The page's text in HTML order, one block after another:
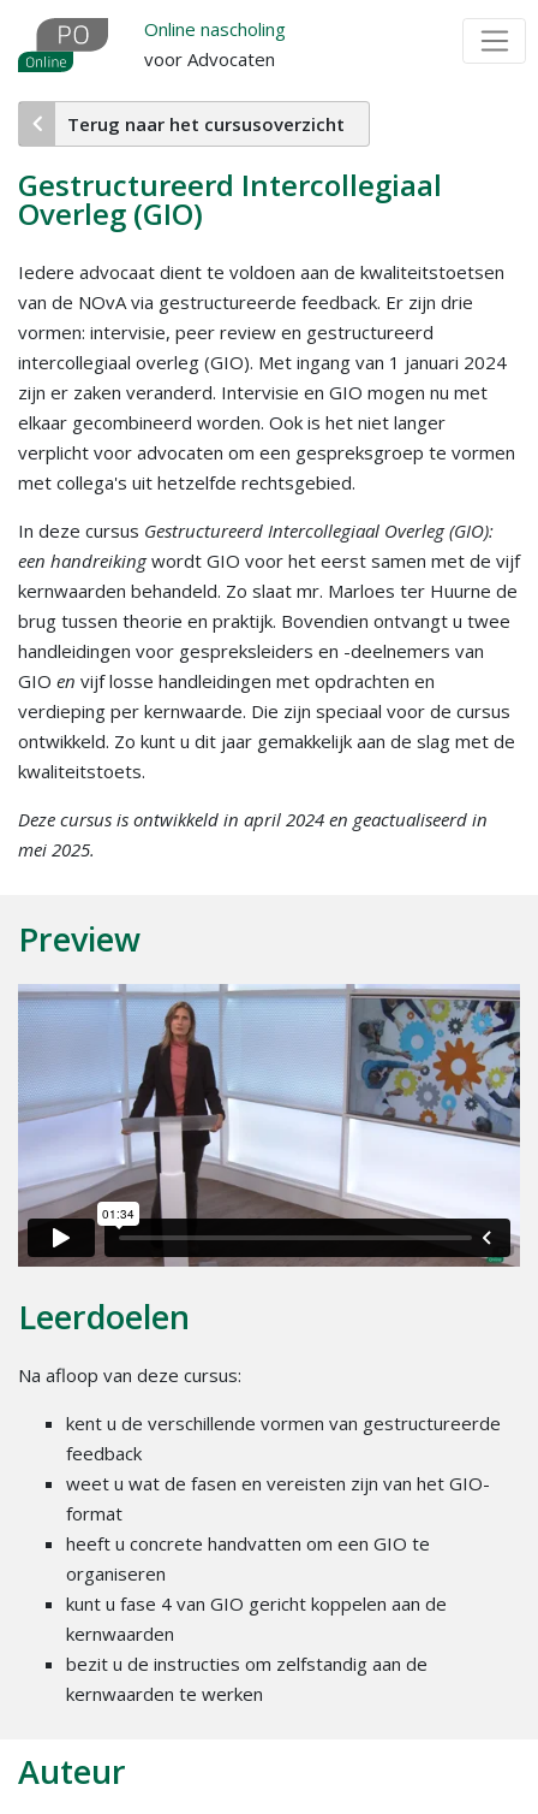
Overslaan
naar
de
inhoud
Online nascholing
voor Advocaten
Terug naar het cursusoverzicht
Gestructureerd Intercollegiaal
Overleg (GIO)
Iedere advocaat dient te voldoen aan de kwaliteitstoetsen
van de NOvA via gestructureerde feedback. Er zijn drie
vormen: intervisie, peer review en gestructureerd
intercollegiaal overleg (GIO). Met ingang van 1 januari 2024
zijn er zaken veranderd. Intervisie en GIO mogen nu met
elkaar gecombineerd worden. Ook is het niet langer
verplicht voor advocaten om een gespreksgroep te vormen
met collega's uit hetzelfde rechtsgebied.
In deze cursus Gestructureerd Intercollegiaal Overleg (GIO):
een handreikingwordt GIO voor het eerst samen met de vijf
kernwaarden behandeld. Zo slaat mr. Marloes ter Huurne de
brug tussen theorie en praktijk. Bovendien ontvangt u twee
handleidingen voor gespreksleiders en -deelnemers van
GIO en vijf losse handleidingen met opdrachten en
verdieping per kernwaarde. Die zijn speciaal voor de cursus
ontwikkeld. Zo kunt u dit jaar gemakkelijk aan de slag met de
kwaliteitstoets.
Deze cursus is ontwikkeld in april 2024 en geactualiseerd in
mei 2025.
Preview
Leerdoelen
Na afloop van deze cursus:
kent u de verschillende vormen van gestructureerde
feedback
weet u wat de fasen en vereisten zijn van het GIO-
format
heeft u concrete handvatten om een GIO te
organiseren
kunt u fase 4 van GIO gericht koppelen aan de
kernwaarden
bezit u de instructies om zelfstandig aan de
kernwaarden te werken
Auteur